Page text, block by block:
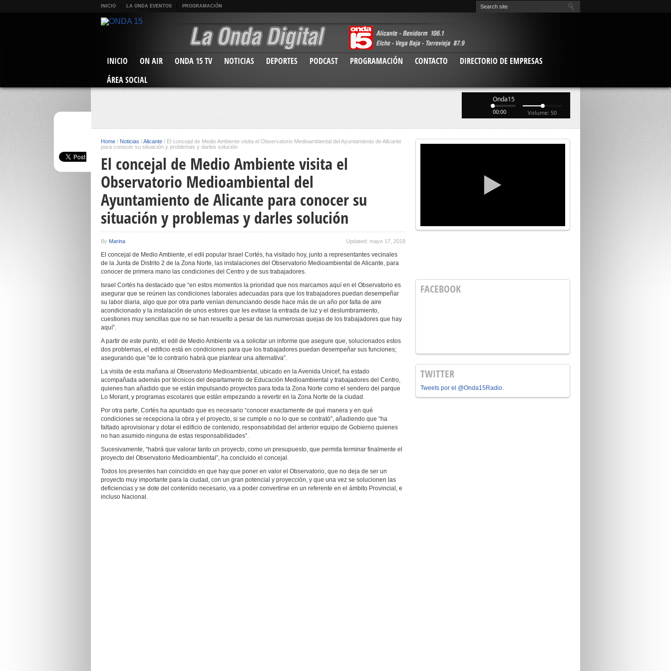
INICIO LA ONDA EVENTOS PROGRAMACIÓN
INICIO ON AIR ONDA 15 TV NOTICIAS DEPORTES PODCAST PROGRAMACIÓN CONTACTO
DIRECTORIO DE EMPRESAS
ÁREA SOCIAL
Onda15
00:00 Volume: 50
Home / Noticias /Alicante / El concejal de Medio Ambiente visita el Observatorio Medioambiental del Ayuntamiento de Alicante
para conocer su situación y problemas y darles solución
El concejal de Medio Ambiente visita el
Observatorio Medioambiental del
Ayuntamiento de Alicante para conocer su
situación y problemas y darles solución
By Marina Updated: mayo 17, 2018
El concejal de Medio Ambiente, el edil popular Israel Cortés, ha visitado hoy, junto a representantes vecinales
de la Junta de Distrito 2 de la Zona Norte, las instalaciones del Observatorio Medioambiental de Alicante, para
conocer de primera mano las condiciones del Centro y de sus trabajadores.
Israel Cortés ha destacado que “en estos momentos la prioridad que nos marcamos aquí en el Observatorio es
asegurar que se reúnen las condiciones laborales adecuadas para que los trabajadores puedan desempeñar
su labor diaria, algo que por otra parte venían denunciando desde hace más de un año por falta de aire
acondicionado y la instalación de unos estores que les evitase la entrada de luz y el deslumbramiento,
cuestiones muy sencillas que no se han resuelto a pesar de las numerosas quejas de los trabajadores que hay
aquí”.
A partir de este punto, el edil de Medio Ambiente va a solicitar un informe que asegure que, solucionados estos
dos problemas, el edificio está en condiciones para que los trabajadores puedan desempeñar sus funciones;
asegurando que “de lo contrario habrá que plantear una alternativa”.
La visita de esta mañana al Observatorio Medioambiental, ubicado en la Avenida Unicef, ha estado
acompañada además por técnicos del departamento de Educación Medioambiental y trabajadores del Centro,
quienes han añadido que se están impulsando proyectos para toda la Zona Norte como el sendero del parque
Lo Morant, y programas escolares que están empezando a revertir en la Zona Norte de la ciudad.
Por otra parte, Cortés ha apuntado que es necesario “conocer exactamente de qué manera y en qué
condiciones se recepciona la obra y el proyecto, si se cumple o no lo que se contrató”, añadiendo que “ha
faltado aprovisionar y dotar el edificio de contenido, responsabilidad del anterior equipo de Gobierno quienes
no han asumido ninguna de estas responsabilidades”.
Sucesivamente, “habrá que valorar tanto un proyecto, como un presupuesto, que permita terminar finalmente el
proyecto del Observatorio Medioambiental”, ha concluido el concejal.
Todos los presentes han coincidido en que hay que poner en valor el Observatorio, que no deja de ser un
proyecto muy importante para la ciudad, con un gran potencial y proyección, y que una vez se solucionen las
deficiencias y se dote del contenido necesario, va a poder convertirse en un referente en el ámbito Provincial, e
incluso Nacional.
FACEBOOK
TWITTER
Tweets por el @Onda15Radio.